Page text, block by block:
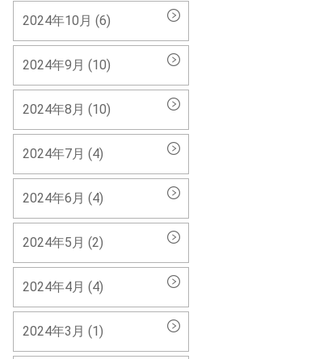
2024年10月 (6)
2024年9月 (10)
2024年8月 (10)
2024年7月 (4)
2024年6月 (4)
2024年5月 (2)
2024年4月 (4)
2024年3月 (1)